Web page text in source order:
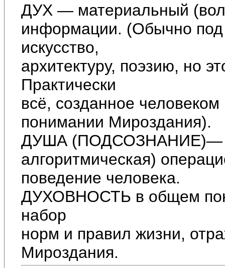
ДУХ — материальный
информации. (Обычно
искусство,
архитектуру, поэзию, но
Практически
всё, созданное
понимании Мироздания).
ДУША (ПОДСОЗНАНИЕ)—
алгоритмическая)
поведение человека.
ДУХОВНОСТЬ в общем
набор
норм и правил жизни,
Мироздания.